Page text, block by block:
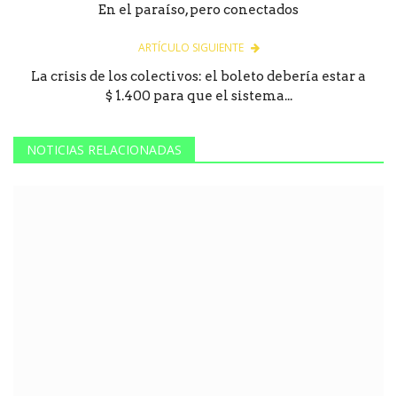
En el paraíso, pero conectados
ARTÍCULO SIGUIENTE
La crisis de los colectivos: el boleto debería estar a
$ 1.400 para que el sistema...
NOTICIAS RELACIONADAS